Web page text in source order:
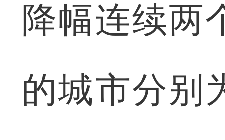
降幅连续两
的城市分别